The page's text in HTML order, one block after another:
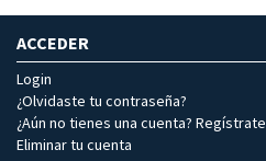
ACCEDER
Login
¿Olvidaste tu contraseña?
¿Aún no tienes una cuenta? Regístrate
Eliminar tu cuenta